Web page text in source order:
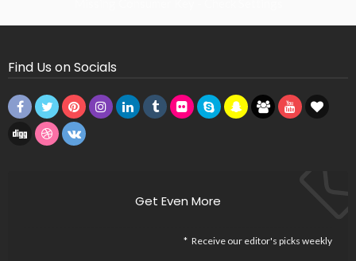
Find Us on Socials
Get Even More
Receive our editor's picks weekly